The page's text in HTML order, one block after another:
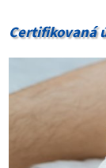
Certifikovaná